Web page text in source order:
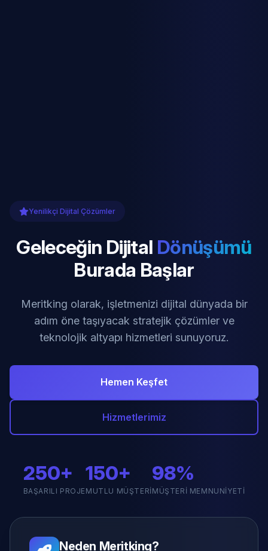
Yenilikçi Dijital Çözümler
Geleceğin Dijital Dönüşümü
Burada Başlar
Meritking olarak, işletmenizi dijital dünyada bir
adım öne taşıyacak stratejik çözümler ve
teknolojik altyapı hizmetleri sunuyoruz.
Hemen Keşfet
Hizmetlerimiz
250+
BAŞARILI PROJE
150+
MUTLU MÜŞTERI
98%
MÜŞTERI MEMNUNIYETI
Neden Meritking?